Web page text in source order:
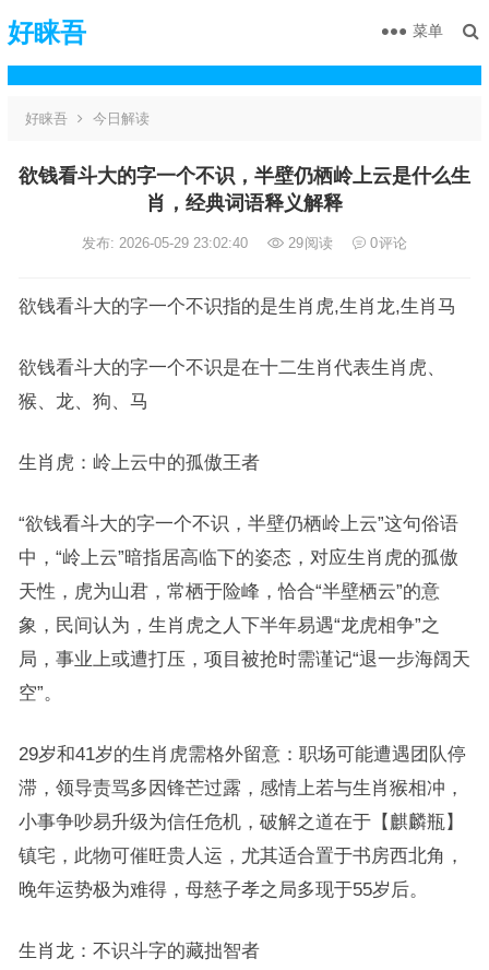
好睐吾 菜单
好睐吾 今日解读
欲钱看斗大的字一个不识，半壁仍栖岭上云是什么生
肖，经典词语释义解释
发布: 2026-05-29 23:02:40 29阅读 0评论
欲钱看斗大的字一个不识指的是生肖虎,生肖龙,生肖马
欲钱看斗大的字一个不识是在十二生肖代表生肖虎、
猴、龙、狗、马
生肖虎：岭上云中的孤傲王者
“欲钱看斗大的字一个不识，半壁仍栖岭上云”这句俗语
中，“岭上云”暗指居高临下的姿态，对应生肖虎的孤傲
天性，虎为山君，常栖于险峰，恰合“半壁栖云”的意
象，民间认为，生肖虎之人下半年易遇“龙虎相争”之
局，事业上或遭打压，项目被抢时需谨记“退一步海阔天
空”。
29岁和41岁的生肖虎需格外留意：职场可能遭遇团队停
滞，领导责骂多因锋芒过露，感情上若与生肖猴相冲，
小事争吵易升级为信任危机，破解之道在于【麒麟瓶】
镇宅，此物可催旺贵人运，尤其适合置于书房西北角，
晚年运势极为难得，母慈子孝之局多现于55岁后。
生肖龙：不识斗字的藏拙智者